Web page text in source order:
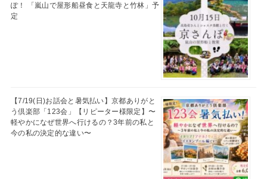
ぽ！ 「嵐山で屋形船昼食と天龍寺と竹林」予
定
【7/19(日)お話会と暑気払い】京都ありがと
う倶楽部「123会」【リピーター様限定】〜
軽やかになぜ世界へ行けるの？3年前の私と
今の私の決定的な違い〜